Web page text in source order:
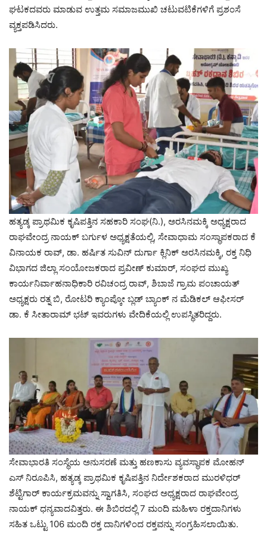
ಘಟಕದವರು ಮಾಡುವ ಉತ್ತಮ ಸಮಾಜಮುಖಿ ಚಟುವಟಿಕೆಗಳಿಗೆ ಪ್ರಶಂಸೆ
ವ್ಯಕ್ತಪಡಿಸಿದರು.
ಹತ್ಯಡ್ಕ ಪ್ರಾಥಮಿಕ ಕೃಷಿಪತ್ತಿನ ಸಹಕಾರಿ ಸಂಘ(ನಿ.), ಅರಸಿನಮಕ್ಕಿ ಅಧ್ಯಕ್ಷರಾದ
ರಾಘವೇಂದ್ರ ನಾಯಕ್ ಬರ್ಗುಳ ಅಧ್ಯಕ್ಷತೆಯಲ್ಲಿ, ಸೇವಾಧಾಮ ಸಂಸ್ಥಾಪಕರಾದ ಕೆ
ವಿನಾಯಕ ರಾವ್, ಡಾ. ಹರ್ಷಿತ ಸುವಿನ್ ದುರ್ಗಾ ಕ್ಲಿನಿಕ್ ಅರಸಿನಮಕ್ಕಿ, ರಕ್ತ ನಿಧಿ
ವಿಭಾಗದ ಜಿಲ್ಲಾ ಸಂಯೋಜಕರಾದ ಪ್ರವೀಣ್ ಕುಮಾರ್, ಸಂಘದ ಮುಖ್ಯ
ಕಾರ್ಯನಿರ್ವಾಹನಾಧಿಕಾರಿ ರವಿಚಂದ್ರ ರಾವ್, ಶಿಬಾಜೆ ಗ್ರಾಮ ಪಂಚಾಯತ್‌
ಅಧ್ಯಕ್ಷರು ರತ್ನ ಬಿ, ರೋಟರಿ ಕ್ಯಾಂಪ್ಕೋ ಬ್ಲಡ್ ಬ್ಯಾಂಕ್ ನ ಮೆಡಿಕಲ್ ಆಫೀಸರ್
ಡಾ. ಕೆ ಸೀತಾರಾಮ್ ಭಟ್ ಇವರುಗಳು ವೇದಿಕೆಯಲ್ಲಿ ಉಪಸ್ಥಿತರಿದ್ದರು.
ಸೇವಾಭಾರತಿ ಸಂಸ್ಥೆಯ ಅನುಸರಣೆ ಮತ್ತು ಹಣಕಾಸು ವ್ಯವಸ್ಥಾಪಕ ಮೋಹನ್
ಎಸ್ ನಿರೂಪಿಸಿ, ಹತ್ಯಡ್ಕ ಪ್ರಾಥಮಿಕ ಕೃಷಿಪತ್ತಿನ ನಿರ್ದೇಶಕರಾದ ಮುರಳಿಧರ್
ಶೆಟ್ಟಿಗಾ‌ರ್ ಕಾರ್ಯಕ್ರಮವನ್ನು ಸ್ವಾಗತಿಸಿ, ಸಂಘದ ಅಧ್ಯಕ್ಷರಾದ ರಾಘವೇಂದ್ರ
ನಾಯಕ್‌ ಧನ್ಯವಾದವಿತ್ತರು. ಈ ಶಿಬಿರದಲ್ಲಿ 7 ಮಂದಿ ಮಹಿಳಾ ರಕ್ತದಾನಿಗಳು
ಸಹಿತ ಒಟ್ಟು 106 ಮಂದಿ ರಕ್ತ ದಾನಿಗಳಿಂದ ರಕ್ತವನ್ನು ಸಂಗ್ರಹಿಸಲಾಯಿತು.